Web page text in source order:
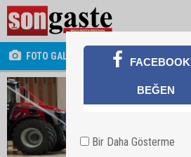
FOTO GALERİ
BEĞEN
Bir Daha Gösterme